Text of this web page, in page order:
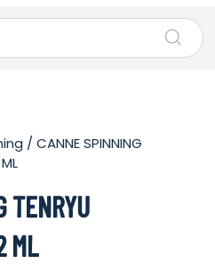
/ CANNE SPINNING
TENRYU
ML